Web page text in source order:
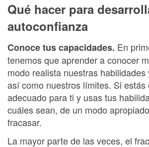
Qué hacer para
autoconfianza
Conoce tus capacidades. En
tenemos que aprender a conocer
modo realista nuestras habilidades
así como nuestros límites. Si estás
adecuado para ti y usas tus
cuáles sean, de un modo
fracasar.
La mayor parte de las veces, el